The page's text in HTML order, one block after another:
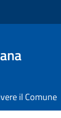
il Comune